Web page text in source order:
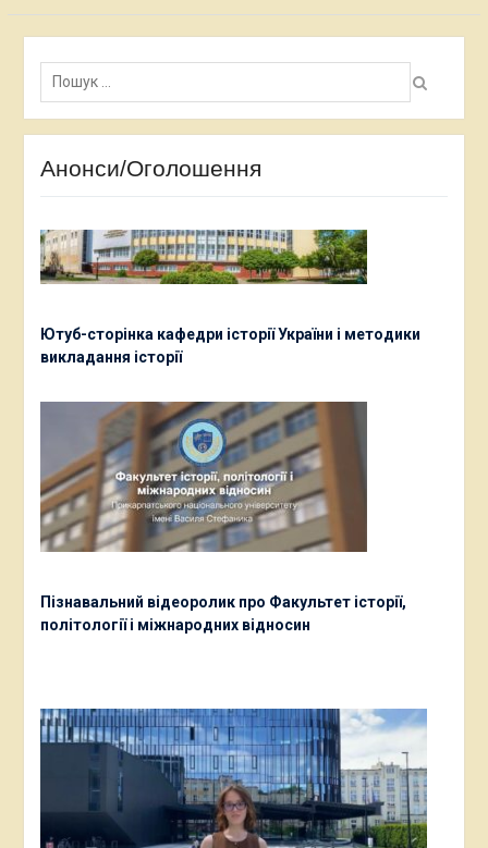
Пошук:
Анонси/Оголошення
Ютуб-сторінка кафедри історії України і методики
викладання історії
Пізнавальний відеоролик про Факультет історії,
політології і міжнародних відносин